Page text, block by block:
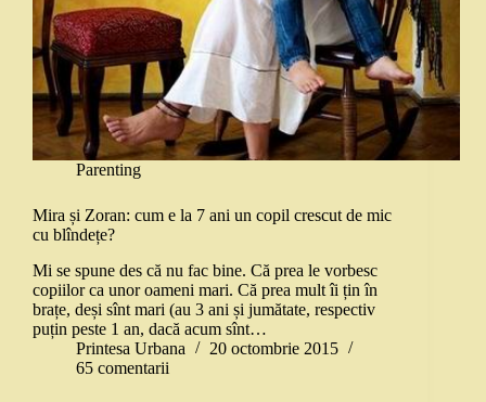
Parenting
Mira și Zoran: cum e la 7 ani un copil crescut de mic
cu blîndețe?
Mi se spune des că nu fac bine. Că prea le vorbesc
copiilor ca unor oameni mari. Că prea mult îi țin în
brațe, deși sînt mari (au 3 ani și jumătate, respectiv
puțin peste 1 an, dacă acum sînt…
Printesa Urbana
20 octombrie 2015
65 comentarii